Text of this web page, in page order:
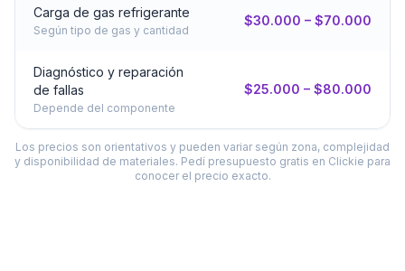
Carga de gas refrigerante
Según tipo de gas y cantidad
$30.000 – $70.000
Diagnóstico y reparación
de fallas
Depende del componente
$25.000 – $80.000
Los precios son orientativos y pueden variar según zona, complejidad
y disponibilidad de materiales. Pedí presupuesto gratis en Clickie para
conocer el precio exacto.